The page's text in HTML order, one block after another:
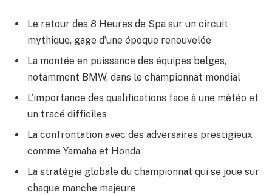
Le retour des 8 Heures de Spa sur un circuit
mythique, gage d’une époque renouvelée
La montée en puissance des équipes belges,
notamment BMW, dans le championnat mondial
L’importance des qualifications face à une météo et
un tracé difficiles
La confrontation avec des adversaires prestigieux
comme Yamaha et Honda
La stratégie globale du championnat qui se joue sur
chaque manche majeure